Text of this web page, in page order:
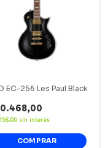
EC-256 Les Paul Black
sin interés